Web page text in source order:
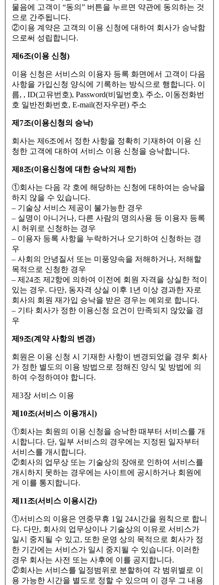
물음에 고객이 “동의” 버튼을 누르면 약관에 동의하는 것
으로 간주됩니다.
②이용 계약은 고객의 이용 신청에 대하여 회사가 승낙함
으로써 성립합니다.
제6조(이용 신청)
이용 신청은 서비스의 이용자 등록 화면에서 고객이 다음
사항을 가입신청 양식에 기록하는 방식으로 행합니다. 이
름, , ID(고유번호), Password(비밀번호), 주소, 이동전화번
호 일반전화번호, E-mail(전자우편) 주소
제7조(이용신청의 승낙)
회사는 제6조에서 정한 사항을 정확히 기재하여 이용 신
청한 고객에 대하여 서비스 이용 신청을 승낙합니다.
제8조(이용신청에 대한 승낙의 제한)
①회사는 다음 각 호에 해당하는 신청에 대하여는 승낙을
하지 않을 수 있습니다.
– 기술상 서비스 제공이 불가능한 경우
– 실명이 아니거나, 다른 사람의 명의사용 등 이용자 등록
시 허위로 신청하는 경우
– 이용자 등록 사항을 누락하거나 오기하여 신청하는 경
우
– 사회의 안녕질서 또는 미풍양속을 저해하거나, 저해할
목적으로 신청한 경우
– 제24조 제2항에 의하여 이전에 회원 자격을 상실한 적이
있는 경우. 다만, 동자격 상실 이후 1년 이상 경과한 자로
회사의 회원 재가입 승낙을 받은 경우는 예외로 합니다.
– 기타 회사가 정한 이용신청 요건이 만족되지 않았을 경
우
제9조(계약 사항의 변경)
회원은 이용 신청 시 기재한 사항이 변경되었을 경우 회사
가 정한 별도의 이용 방법으로 정해진 양식 및 방법에 의
하여 수정하여야 합니다.
제3장 서비스 이용
제10조(서비스 이용개시)
①회사는 회원의 이용 신청을 승낙한 때부터 서비스를 개
시합니다. 단, 일부 서비스의 경우에는 지정된 일자부터
서비스를 개시합니다.
②회사의 업무상 또는 기술상의 장애로 인하여 서비스를
개시하지 못하는 경우에는 사이트에 공시하거나 회원에
게 이를 통지합니다.
제11조(서비스 이용시간)
①서비스의 이용은 연중무휴 1일 24시간을 원칙으로 합니
다. 다만, 회사의 업무상이나 기술상의 이유로 서비스가
일시 중지될 수 있고, 또한 운영 상의 목적으로 회사가 정
한 기간에는 서비스가 일시 중지될 수 있습니다. 이러한
경우 회사는 사전 또는 사후에 이를 공지합니다.
②회사는 서비스를 일정범위로 분할하여 각 범위별로 이
용 가능한 시간을 별도로 정할 수 있으며 이 경우 그 내용